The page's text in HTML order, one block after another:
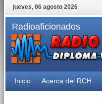
jueves, 06 agosto 2026
Radioaficionados
Inicio Acerca del RCH